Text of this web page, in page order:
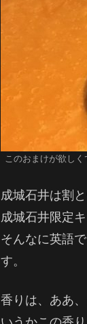
このおまけが欲しく
成城石井は割
成城石井限定
そんなに英語
す。
香りは、ああ